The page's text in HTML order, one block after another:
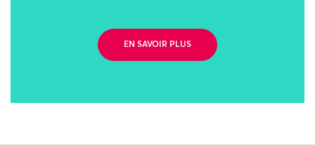
EN SAVOIR PLUS